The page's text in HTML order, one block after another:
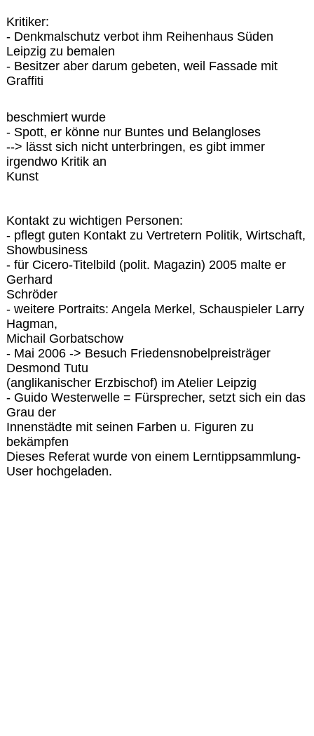
Kritiker:
- Denkmalschutz verbot ihm Reihenhaus Süden
Leipzig zu bemalen
- Besitzer aber darum gebeten, weil Fassade mit
Graffiti
beschmiert wurde
- Spott, er könne nur Buntes und Belangloses
--> lässt sich nicht unterbringen, es gibt immer
irgendwo Kritik an
Kunst
Kontakt zu wichtigen Personen:
- pflegt guten Kontakt zu Vertretern Politik, Wirtschaft,
Showbusiness
- für Cicero-Titelbild (polit. Magazin) 2005 malte er
Gerhard
Schröder
- weitere Portraits: Angela Merkel, Schauspieler Larry
Hagman,
Michail Gorbatschow
- Mai 2006 -> Besuch Friedensnobelpreisträger
Desmond Tutu
(anglikanischer Erzbischof) im Atelier Leipzig
- Guido Westerwelle = Fürsprecher, setzt sich ein das
Grau der
Innenstädte mit seinen Farben u. Figuren zu
bekämpfen
Dieses Referat wurde von einem Lerntippsammlung-
User hochgeladen.